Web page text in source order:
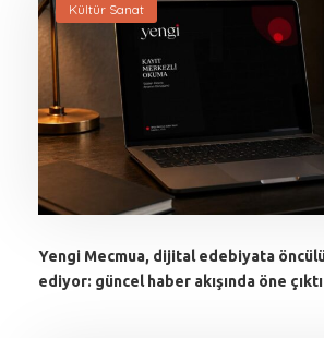
Kültür Sanat
Yengi Mecmua, dijital edebiyata
ediyor: güncel haber akışında öne çıktı